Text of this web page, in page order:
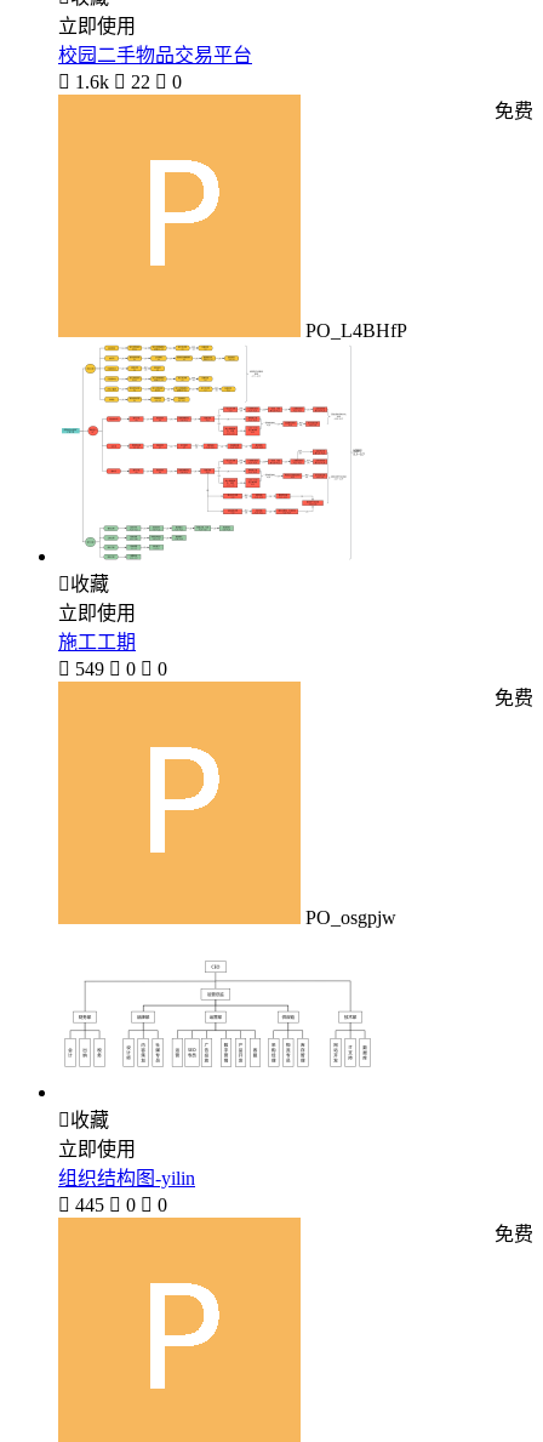
立即使用
校园二手物品交易平台
 1.6k  22  0
PO_L4BHfP
免费
收藏
立即使用
施工工期
 549  0  0
PO_osgpjw
免费
收藏
立即使用
组织结构图-yilin
 445  0  0
免费